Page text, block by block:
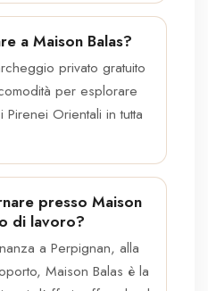
a Maison Balas?
privato gratuito
per esplorare
Orientali in tutta
presso Maison
di lavoro?
a Perpignan, alla
Maison Balas è la